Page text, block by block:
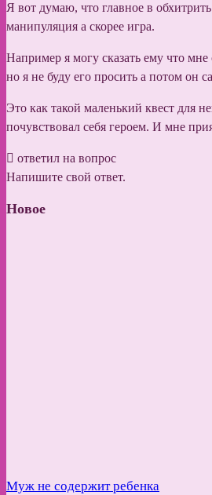
Я вот думаю, что главное в
манипуляция а скорее игра.
Например я могу сказать ему что мне
но я не буду его просить а потом он
Это как такой маленький квест для
почувствовал себя героем. И мне
ответил на вопрос
Напишите свой ответ.
Новое
Муж не содержит ребенка